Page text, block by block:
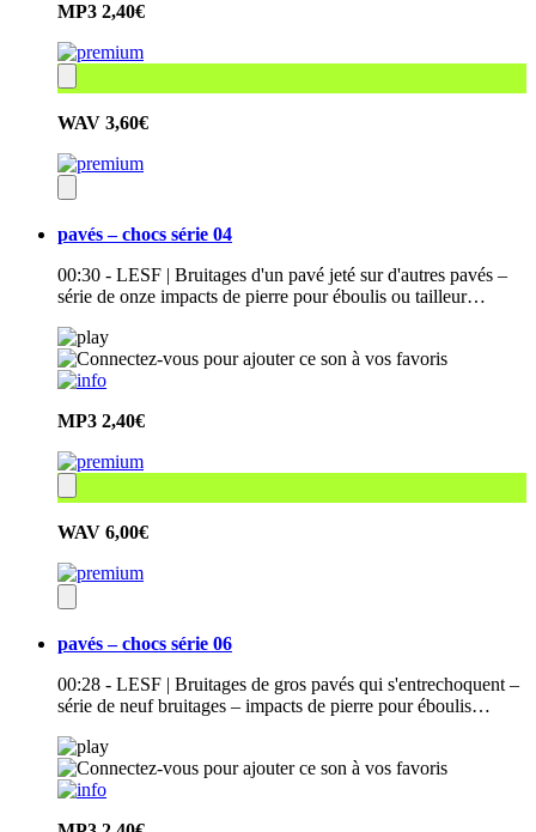
MP3 2,40€
WAV 3,60€
pavés – chocs série 04
00:30 - LESF | Bruitages d'un pavé jeté sur d'autres pavés –
série de onze impacts de pierre pour éboulis ou tailleur…
MP3 2,40€
WAV 6,00€
pavés – chocs série 06
00:28 - LESF | Bruitages de gros pavés qui s'entrechoquent –
série de neuf bruitages – impacts de pierre pour éboulis…